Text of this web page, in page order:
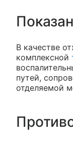
В качестве
комплексной
путей,
отделяемой